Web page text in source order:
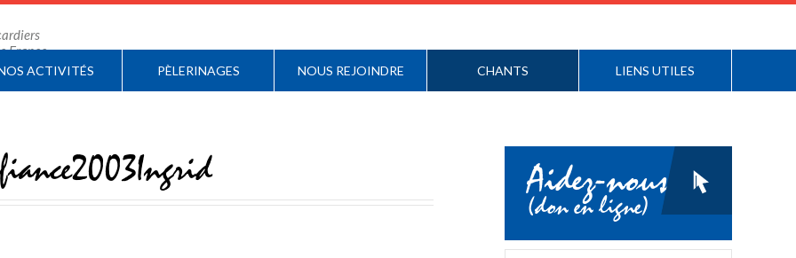
France
ACTIVITÉS PÈLERINAGES NOUS REJOINDRE CHANTS LIENS UTILES
Aidez-nous
(don en ligne)